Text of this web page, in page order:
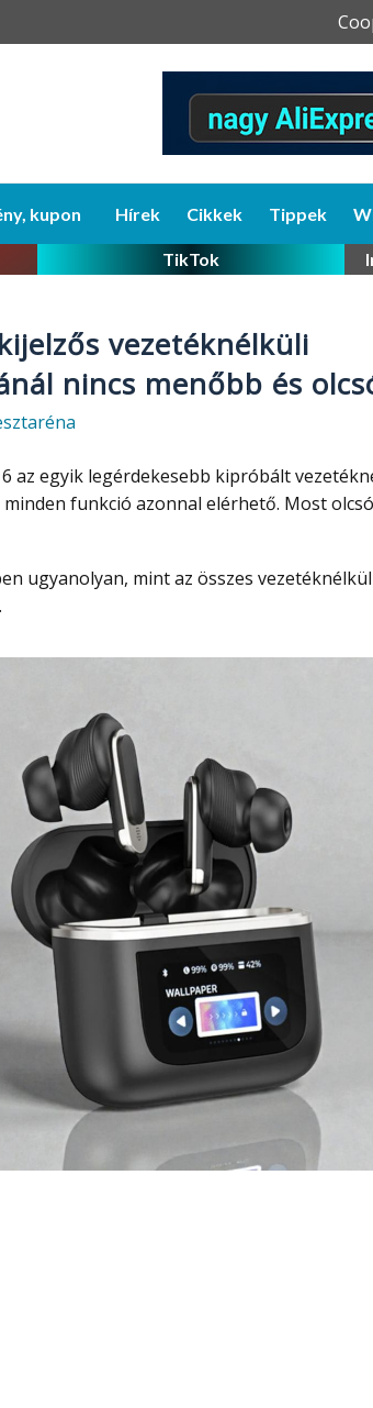
Skip
kupon Hírek Cikkek Tippek
TikTok
vezetéknélküli
nincs menőbb és
az egyik legérdekesebb kipróbált
funkció azonnal elérhető. Most